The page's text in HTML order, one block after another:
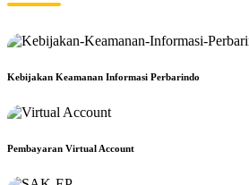
Kebijakan Keamanan Informasi Perbarindo
Pembayaran Virtual Account